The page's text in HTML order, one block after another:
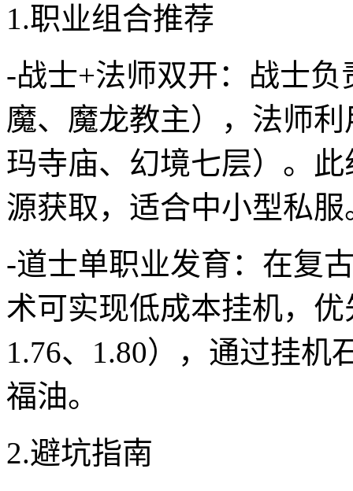
1.职业组合推荐
-战士+法师双开：战士负
魔、魔龙教主），法师
玛寺庙、幻境七层）。
源获取，适合中小型私服
-道士单职业发育：在复
术可实现低成本挂机，
1.76、1.80），通过挂机
福油。
2.避坑指南